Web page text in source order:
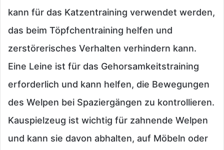
kann für das Katzentraining verwendet werden,
das beim Töpfchentraining helfen und
zerstörerisches Verhalten verhindern kann.
Eine Leine ist für das Gehorsamkeitstraining
erforderlich und kann helfen, die Bewegungen
des Welpen bei Spaziergängen zu kontrollieren.
Kauspielzeug ist wichtig für zahnende Welpen
und kann sie davon abhalten, auf Möbeln oder